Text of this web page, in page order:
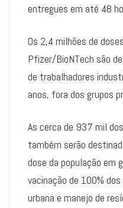
entregues em até 48
Os 2,4 milhões de
Pfizer/BioNTech são
de trabalhadores
anos, fora dos grupos
As cerca de 937 mil
também serão
dose da população em
vacinação de 100%
urbana e manejo de